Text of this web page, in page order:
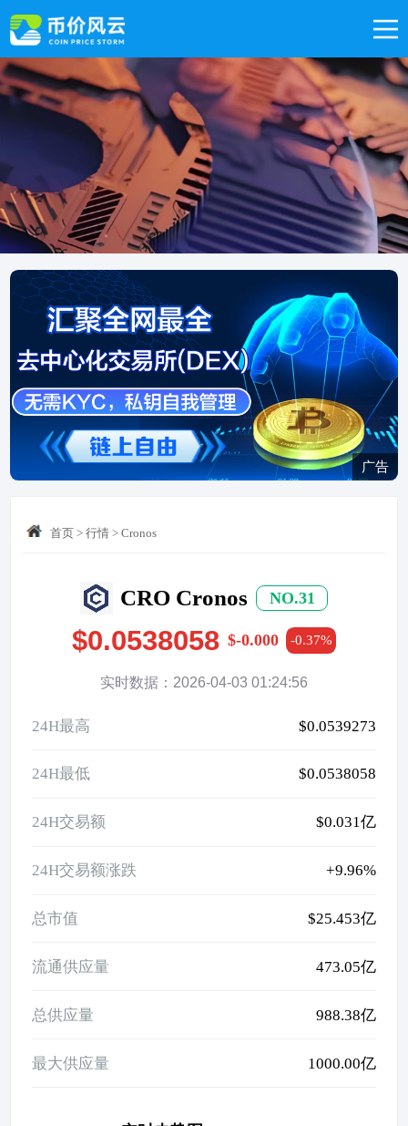
广告
首页 >行情 >Cronos
CRO Cronos NO.31
$0.0538058 $-0.000 -0.37%
实时数据：2026-04-03 01:24:56
24H最高 $0.0539273
24H最低 $0.0538058
24H交易额 $0.031亿
24H交易额涨跌 +9.96%
总市值 $25.453亿
流通供应量 473.05亿
总供应量 988.38亿
最大供应量 1000.00亿